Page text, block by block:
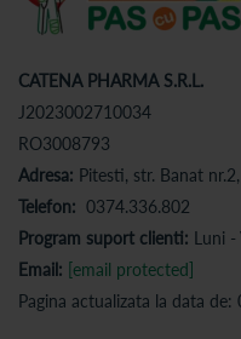
CATENA PHARMA S.R.L.
J2023002710034
RO3008793
Adresa: Pitesti, str. Banat
Telefon: 0374.336.802
Program suport clienti: Luni
Email: [email protected]
Pagina actualizata la data